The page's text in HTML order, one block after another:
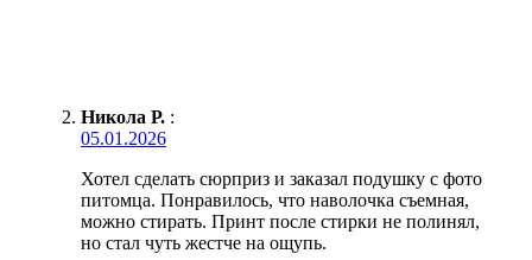
Никола Р. :
05.01.2026
Хотел сделать сюрприз и заказал подушку с фото
питомца. Понравилось, что наволочка съемная,
можно стирать. Принт после стирки не полинял,
но стал чуть жестче на ощупь.